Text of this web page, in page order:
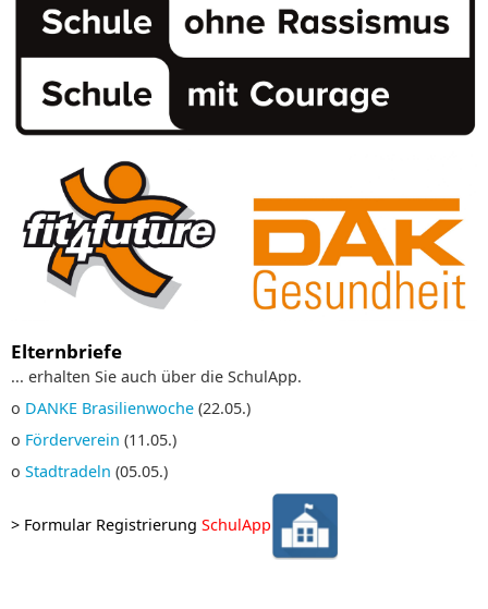
Elternbriefe
... erhalten Sie auch über die SchulApp.
o DANKE Brasilienwoche (22.05.)
o Förderverein (11.05.)
o Stadtradeln (05.05.)
> Formular Registrierung SchulApp